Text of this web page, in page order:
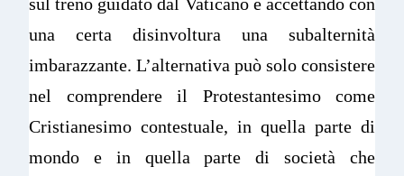
una certa disinvoltura una subalternità
imbarazzante. L’alternativa può solo consistere
nel comprendere il Protestantesimo come
Cristianesimo contestuale, in quella parte di
mondo e in quella parte di società che